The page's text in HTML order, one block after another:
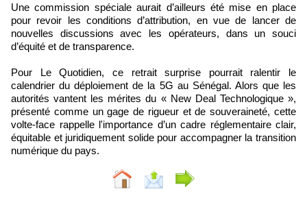
Une commission spéciale aurait d’ailleurs été mise en place
pour revoir les conditions d’attribution, en vue de lancer de
nouvelles discussions avec les opérateurs, dans un souci
d’équité et de transparence.
Pour Le Quotidien, ce retrait surprise pourrait ralentir le
calendrier du déploiement de la 5G au Sénégal. Alors que les
autorités vantent les mérites du « New Deal Technologique »,
présenté comme un gage de rigueur et de souveraineté, cette
volte-face rappelle l'importance d’un cadre réglementaire clair,
équitable et juridiquement solide pour accompagner la transition
numérique du pays.